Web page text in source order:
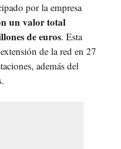
por la empresa
un valor total
de euros. Esta
de la red en 27
además del